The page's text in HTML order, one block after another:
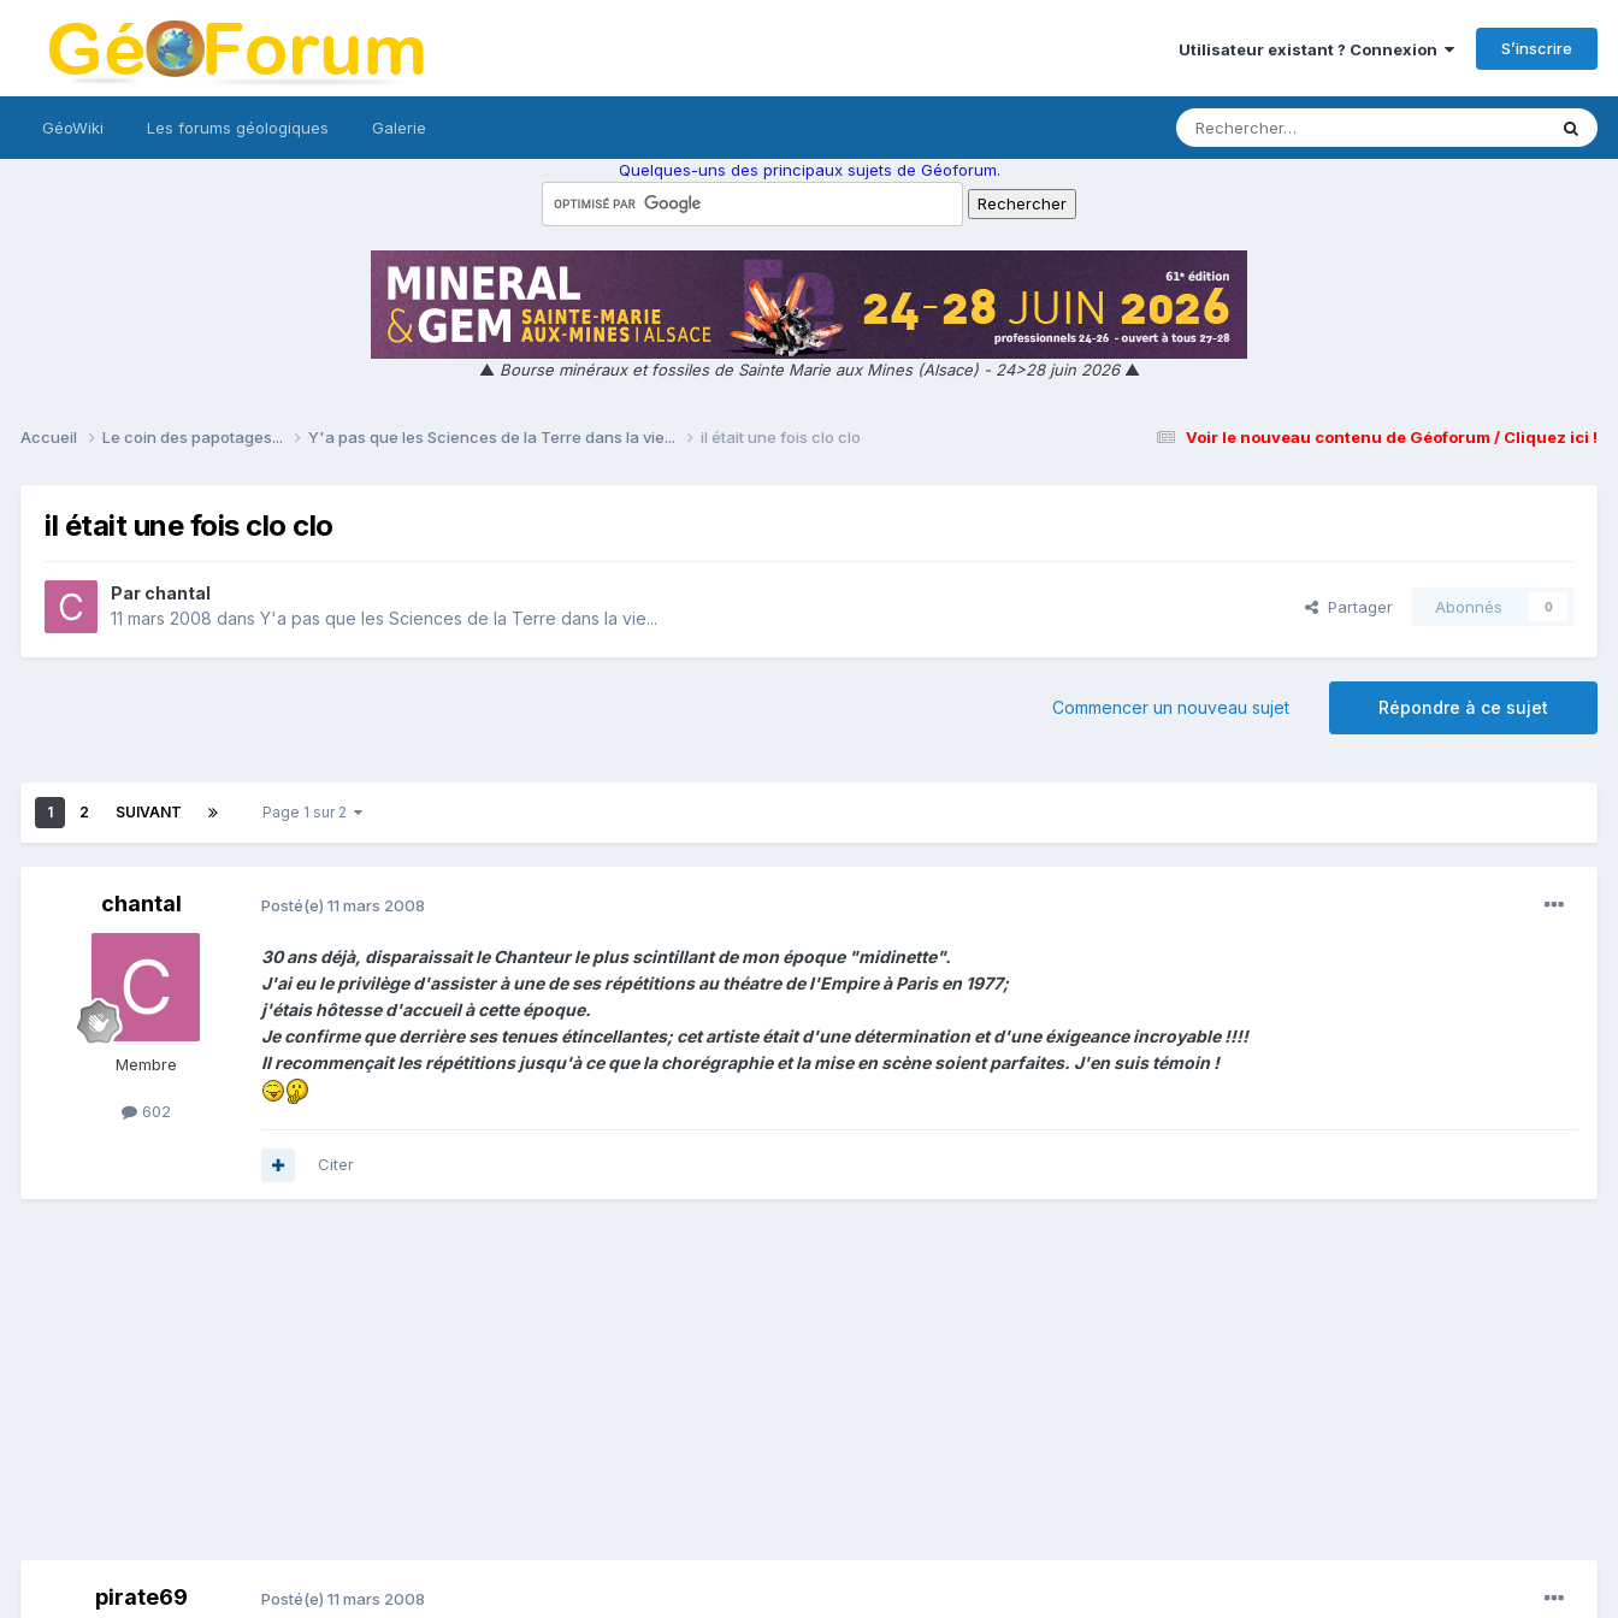
Utilisateur existant ? Connexion S’inscrire
GéoWiki Les forums géologiques Galerie
Quelques-uns des principaux sujets de Géoforum.
▲ Bourse minéraux et fossiles de Sainte Marie aux Mines (Alsace) - 24>28 juin 2026▲
Voir le nouveau contenu de Géoforum / Cliquez ici !
Accueil Le coin des papotages... Y'a pas que les Sciences de la Terre dans la vie... il était une fois clo clo
il était une fois clo clo
Par chantal
11 mars 2008 dans Y'a pas que les Sciences de la Terre dans la vie...
Partager Abonnés 0
Répondre à ce sujet
Commencer un nouveau sujet
1 2 SUIVANT Page 1 sur 2
chantal
Membre
602
Posté(e) 11 mars 2008
30 ans déjà, disparaissait le Chanteur le plus scintillant de mon époque "midinette".
J'ai eu le privilège d'assister à une de ses répétitions au théatre de l'Empire à Paris en 1977;
j'étais hôtesse d'accueil à cette époque.
Je confirme que derrière ses tenues étincellantes; cet artiste était d'une détermination et d'une éxigeance incroyable !!!!
Il recommençait les répétitions jusqu'à ce que la chorégraphie et la mise en scène soient parfaites. J'en suis témoin !
Citer
pirate69 Posté(e) 11 mars 2008